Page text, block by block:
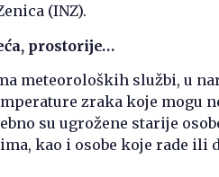
(INZ).
prostorije…
meteoroloških službi, u
zraka koje mogu
su ugrožene starije
kao i osobe koje rade ili